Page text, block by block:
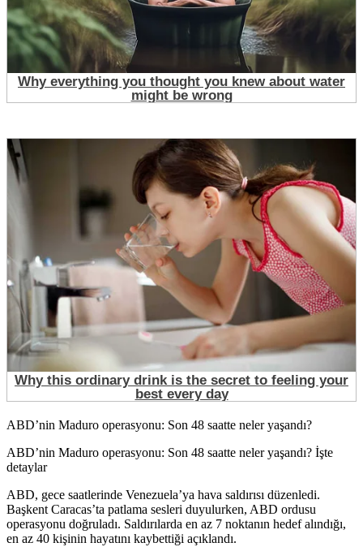
ABD’nin Maduro operasyonu: Son 48 saatte neler yaşandı?
ABD’nin Maduro operasyonu: Son 48 saatte neler yaşandı? İşte
detaylar
ABD, gece saatlerinde Venezuela’ya hava saldırısı düzenledi.
Başkent Caracas’ta patlama sesleri duyulurken, ABD ordusu
operasyonu doğruladı. Saldırılarda en az 7 noktanın hedef alındığı,
en az 40 kişinin hayatını kaybettiği açıklandı.